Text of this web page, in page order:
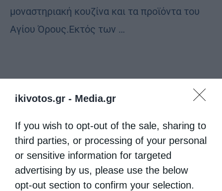
ikivotos.gr - Media.gr
If you wish to opt-out of the sale, sharing to
third parties, or processing of your personal
or sensitive information for targeted
advertising by us, please use the below
opt-out section to confirm your selection.
μοναστηριακή κουζίνα και τα προϊόντα του
Αγίου Όρους.Εκτός των …